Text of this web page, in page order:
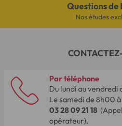
Questions de
Nos études
Par téléphone
Du lundi au vendredi
Le samedi de 8h00
03 28 09 21 18
opérateur).